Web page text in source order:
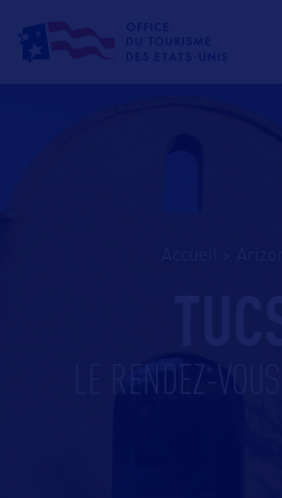
LE RENDEZ-